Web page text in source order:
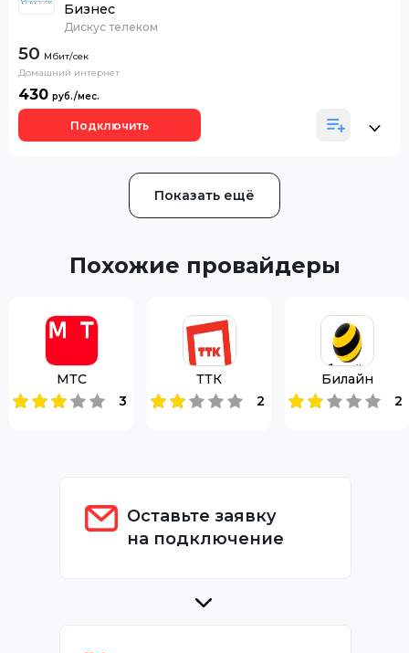
Бизнес
Дискус телеком
50
Домашний интернет
430
Подключить
Показать ещё
Похожие провайдеры
МТС
3
ТТК
2
Билайн
2
Оставьте заявку
на подключение